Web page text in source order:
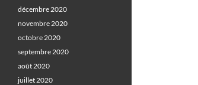
décembre 2020
novembre 2020
octobre 2020
septembre 2020
août 2020
juillet 2020